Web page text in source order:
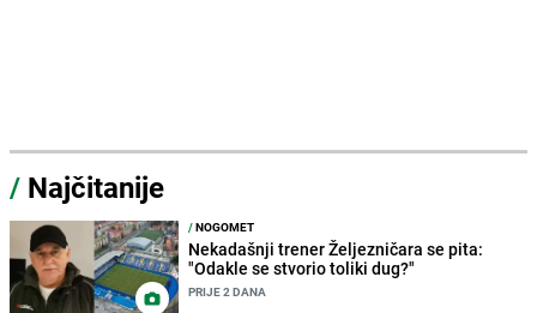
/ Najčitanije
/NOGOMET
Nekadašnji trener Željezničara se pita:
"Odakle se stvorio toliki dug?"
PRIJE 2 DANA